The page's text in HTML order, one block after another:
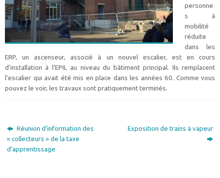
personne
s à
mobilité
réduite
dans les
ERP, un ascenseur, associé à un nouvel escalier, est en cours
d’installation à l’EPIL au niveau du bâtiment principal. Ils remplacent
l’escalier qui avait été mis en place dans les années 60. Comme vous
pouvez le voir, les travaux sont pratiquement terminés.
Réunion d’information des
« collecteurs » de la taxe
d’apprentissage
Exposition de trains à vapeur